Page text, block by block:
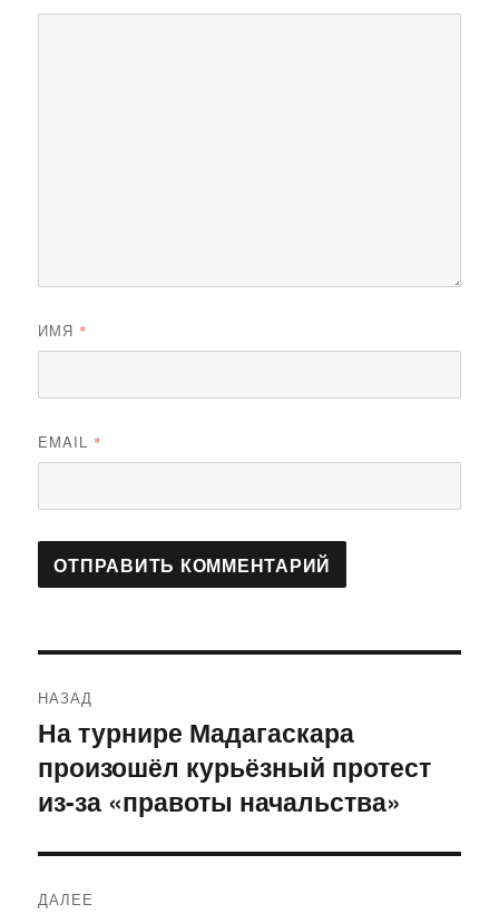
ИМЯ *
EMAIL *
по
записям
НАЗАД
Предыдущая
запись:
На турнире Мадагаскара
произошёл курьёзный протест
из-за «правоты начальства»
ДАЛЕЕ